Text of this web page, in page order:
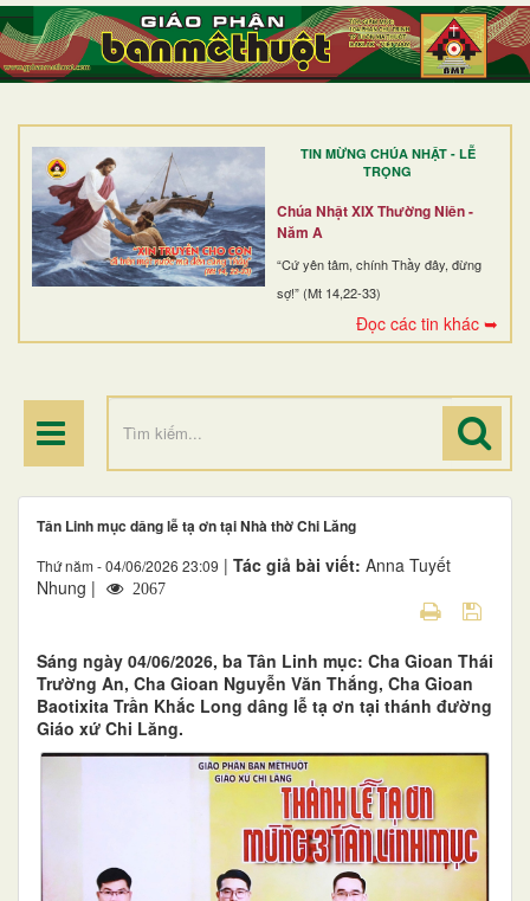
TIN MỪNG CHÚA NHẬT - LỄ
TRỌNG
Chúa Nhật XIX Thường Niên -
Năm A
“Cứ yên tâm, chính Thầy đây, đừng
sợ!” (Mt 14,22-33)
Đọc các tin khác ➥
TRANG NHẤT
GIỚI THIỆU
DÒNG TU
BAN MỤC VỤ
ĐOÀN THỂ CG
ĐIỂM HÀNH HƯƠNG
Tân Linh mục dâng lễ tạ ơn tại Nhà thờ Chi Lăng
Thứ năm - 04/06/2026 23:09 | Tác giả bài viết: Anna Tuyết
Nhung |
2067
Sáng ngày 04/06/2026, ba Tân Linh mục: Cha Gioan Thái
Trường An, Cha Gioan Nguyễn Văn Thắng, Cha Gioan
Baotixita Trần Khắc Long dâng lễ tạ ơn tại thánh đường
Giáo xứ Chi Lăng.